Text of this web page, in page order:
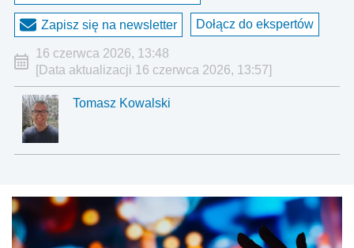
Zapisz się na newsletter Dołącz do ekspertów
16 czerwca 2026, 13:48
[Data aktualizacji 16 czerwca 2026, 13:57]
Tomasz Kowalski